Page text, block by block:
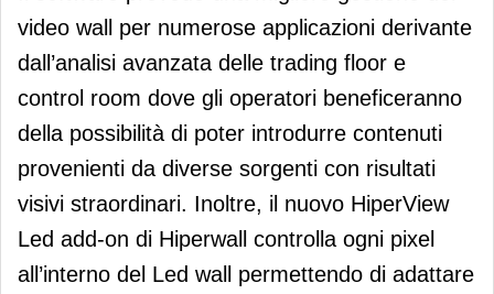
video wall per numerose applicazioni derivante
dall’analisi avanzata delle trading floor e
control room dove gli operatori beneficeranno
della possibilità di poter introdurre contenuti
provenienti da diverse sorgenti con risultati
visivi straordinari. Inoltre, il nuovo HiperView
Led add-on di Hiperwall controlla ogni pixel
all’interno del Led wall permettendo di adattare